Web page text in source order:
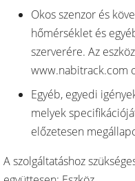
Okos szenzor és
hőmérséklet és
szerverére. Az
www.nabitrack.com
Egyéb, egyedi
melyek
előzetesen
A szolgáltatáshoz